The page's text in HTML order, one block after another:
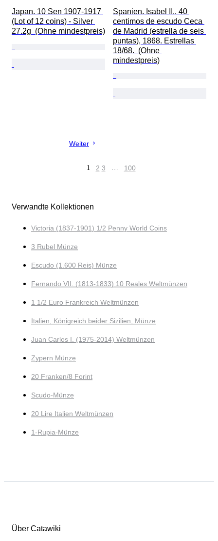
Japan. 10 Sen 1907-1917
(Lot of 12 coins) - Silver
27.2g  (Ohne mindestpreis)
Spanien. Isabel II.. 40
centimos de escudo Ceca
de Madrid (estrella de seis
puntas), 1868. Estrellas
18/68.  (Ohne
mindestpreis)
Weiter
1 2 3 … 100
Verwandte Kollektionen
Victoria (1837-1901) 1/2 Penny World Coins
3 Rubel Münze
Escudo (1.600 Reis) Münze
Fernando VII. (1813-1833) 10 Reales Weltmünzen
1 1/2 Euro Frankreich Weltmünzen
Italien, Königreich beider Sizilien, Münze
Juan Carlos I. (1975-2014) Weltmünzen
Zypern Münze
20 Franken/8 Forint
Scudo-Münze
20 Lire Italien Weltmünzen
1-Rupia-Münze
Über Catawiki